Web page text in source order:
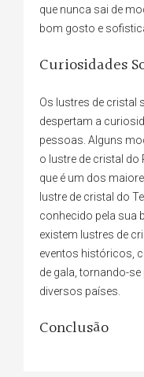
que nunca sai de
bom gosto e
Curiosidades
Os lustres de cristal
despertam a
pessoas. Alguns
o lustre de cristal do
que é um dos
lustre de cristal do
conhecido pela sua
existem lustres de
eventos históricos,
de gala, tornando-
diversos países.
Conclusão